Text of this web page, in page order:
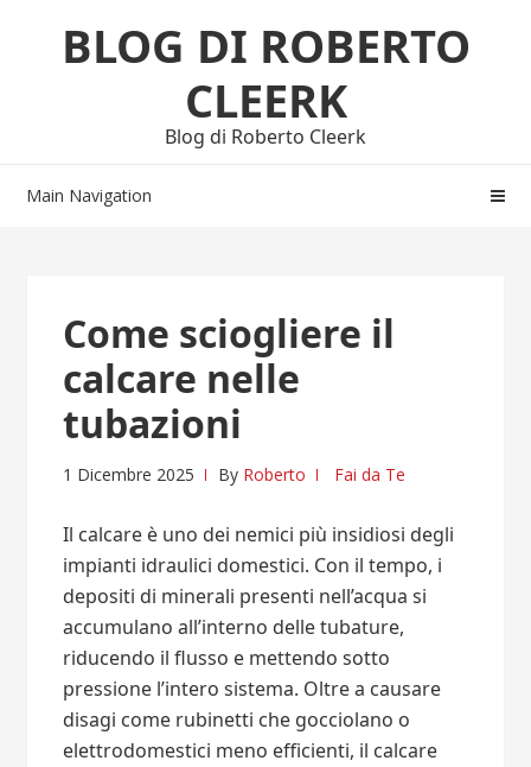
BLOG DI ROBERTO
CLEERK
Blog di Roberto Cleerk
Main Navigation
Come sciogliere il
calcare nelle
tubazioni
1 Dicembre 2025 By Roberto Fai da Te
Il calcare è uno dei nemici più insidiosi degli
impianti idraulici domestici. Con il tempo, i
depositi di minerali presenti nell’acqua si
accumulano all’interno delle tubature,
riducendo il flusso e mettendo sotto
pressione l’intero sistema. Oltre a causare
disagi come rubinetti che gocciolano o
elettrodomestici meno efficienti, il calcare